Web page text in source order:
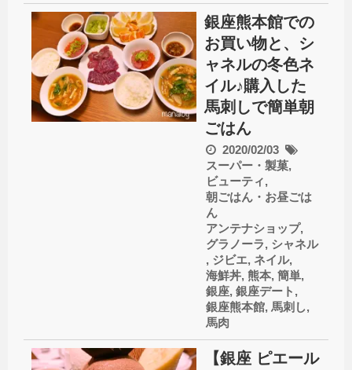
銀座熊本館での
お買い物と、シ
ャネルの冬色ネ
イル♪購入した
馬刺しで簡単朝
ごはん
2020/02/03
スーパー・製菓,
ビューティ,
朝ごはん・お昼ごは
ん
アンテナショップ,
グラノーラ, シャネル
, ジビエ, ネイル,
海鮮丼, 熊本, 簡単,
銀座, 銀座デート ,
銀座熊本館, 馬刺し,
馬肉
【銀座 ピエール